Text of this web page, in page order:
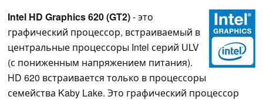
Intel HD Graphics 620 (GT2)- это
графический процессор, встраиваемый в
центральные процессоры Intel серий ULV
(с пониженным напряжением питания).
HD 620 встраивается только в процессоры
семейства Kaby Lake. Это графический процессор